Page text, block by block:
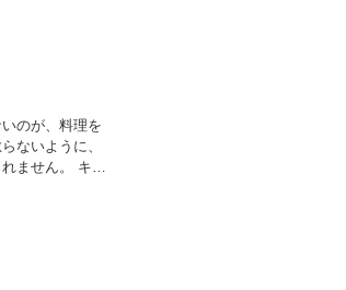
のが、料理を
ないように、
ません。 キッ